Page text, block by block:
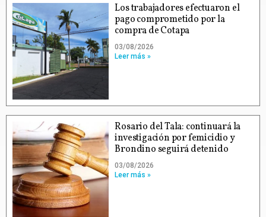
Los trabajadores efectuaron el
pago comprometido por la
compra de Cotapa
03/08/2026
Leer más »
Rosario del Tala: continuará la
investigación por femicidio y
Brondino seguirá detenido
03/08/2026
Leer más »